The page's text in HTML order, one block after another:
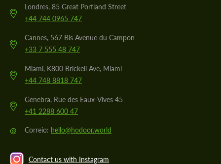
Londres, 85 Great Portland Street
+44 744 0965 747
Cannes, 567 Bis Avenue du Campon
+33 7 555 48 747
Miami, K800 Brickell Ave, Miami
+44 748 8818 747
Genebra, Rue des Eaux-Vives 45
+41 2288 600 47
@ Correio: hello@hodoor.world
Contact us with Instagram